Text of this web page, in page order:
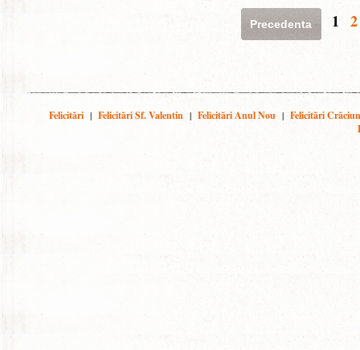
Precedenta 1 2
Felicitări | Felicitări Sf. Valentin | Felicitări Anul Nou | Felicitări